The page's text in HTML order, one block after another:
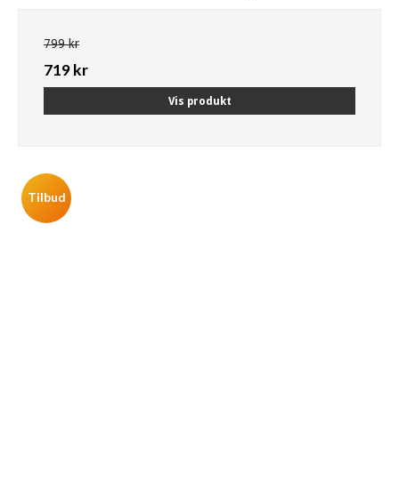
799 kr
719 kr
Vis produkt
Tilbud